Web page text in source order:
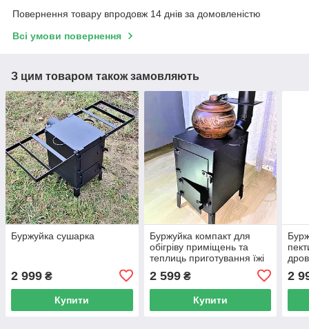
Повернення товару впродовж 14 днів за домовленістю
Всі умови повернення
З цим товаром також замовляють
Буржуйка сушарка
2 999 ₴
Купити
Буржуйка компакт для
обігріву приміщень та
теплиць приготування їжі
гараж, бліндаж
2 599₴
Купити
2